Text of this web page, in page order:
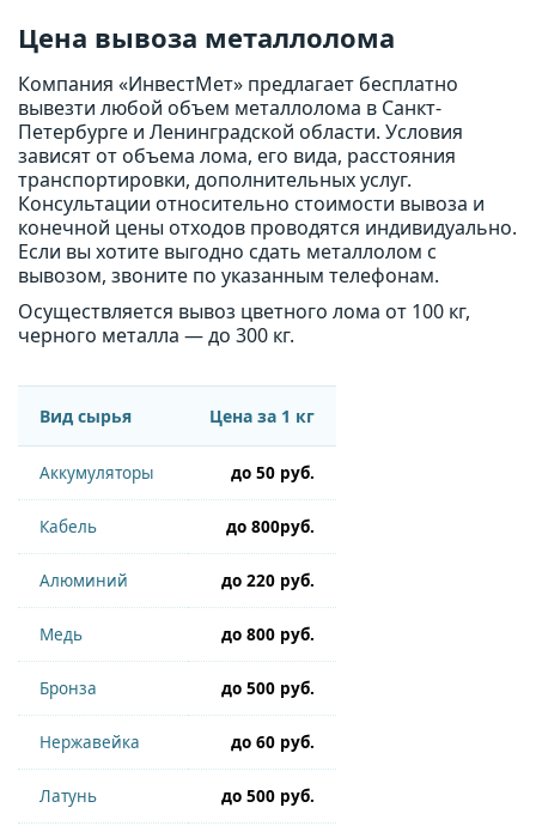
Цена вывоза металлолома
Компания «ИнвестМет» предлагает бесплатно
вывезти любой объем металлолома в Санкт-
Петербурге и Ленинградской области. Условия
зависят от объема лома, его вида, расстояния
транспортировки, дополнительных услуг.
Консультации относительно стоимости вывоза и
конечной цены отходов проводятся индивидуально.
Если вы хотите выгодно сдать металлолом с
вывозом, звоните по указанным телефонам.
Осуществляется вывоз цветного лома от 100 кг,
черного металла — до 300 кг.
Вид сырья Цена за 1 кг
Аккумуляторы до 50 руб.
Кабель до 800руб.
Алюминий до 220 руб.
Медь до 800 руб.
Бронза до 500 руб.
Нержавейка до 60 руб.
Латунь до 500 руб.